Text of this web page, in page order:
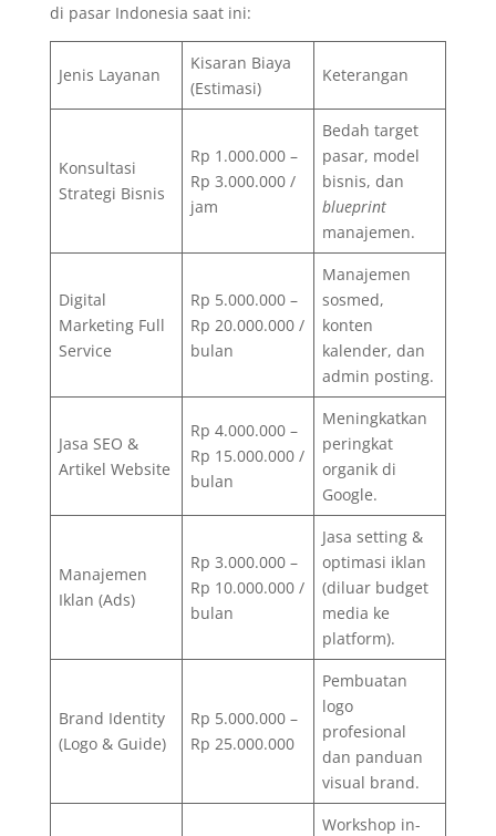
di pasar Indonesia saat ini:
Jenis Layanan
Kisaran Biaya
(Estimasi)
Keterangan
Konsultasi
Strategi Bisnis
Rp 1.000.000 –
Rp 3.000.000 /
jam
Bedah target
pasar, model
bisnis, dan
blueprint
manajemen.
Digital
Marketing Full
Service
Rp 5.000.000 –
Rp 20.000.000 /
bulan
Manajemen
sosmed,
konten
kalender, dan
admin posting.
Jasa SEO &
Artikel Website
Rp 4.000.000 –
Rp 15.000.000 /
bulan
Meningkatkan
peringkat
organik di
Google.
Manajemen
Iklan (Ads)
Rp 3.000.000 –
Rp 10.000.000 /
bulan
Jasa setting &
optimasi iklan
(diluar budget
media ke
platform).
Brand Identity
(Logo & Guide)
Rp 5.000.000 –
Rp 25.000.000
Pembuatan
logo
profesional
dan panduan
visual brand.
Workshop in-